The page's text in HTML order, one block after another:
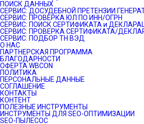
ПОИСК ДАННЫХ
СЕРВИС: ДОСУДЕБНОЙ ПРЕТЕНЗИИ
СЕРВИС: ПРОВЕРКА ЮЛ ПО ИНН/ОГРН
СЕРВИС: ПОИСК СЕРТИФИКАТА и
СЕРВИС: ПРОВЕРКА СЕРТИФИКАТА/
СЕРВИС: ПОДБОР ТН ВЭД
О НАС
ПАРТНЕРСКАЯ ПРОГРАММА
БЛАГОДАРНОСТИ
ОФЕРТА WBCON
ПОЛИТИКА
ПЕРСОНАЛЬНЫЕ ДАННЫЕ
СОГЛАШЕНИЕ
КОНТАКТЫ
КОНТЕНТ
ПОЛЕЗНЫЕ ИНСТРУМЕНТЫ
ИНСТРУМЕНТЫ ДЛЯ SEO-ОПТИМИЗАЦИИ
SEO-ПЫЛЕСОС